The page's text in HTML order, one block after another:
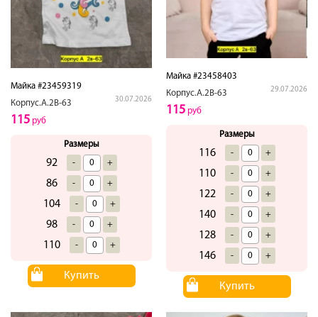
Майка #23459319
Корпус.А.2В-63
30.07.2026
115 руб
Размеры
92 - +
86 - +
104 - +
98 - +
110 - +
Купить
Майка #23458403
Корпус.А.2В-63
29.07.2026
115 руб
Размеры
116 - +
110 - +
122 - +
140 - +
128 - +
146 - +
Купить